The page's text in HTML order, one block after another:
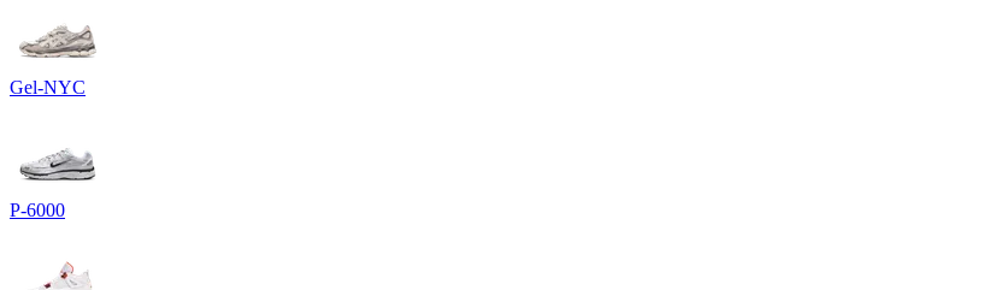
Gel-NYC
P-6000